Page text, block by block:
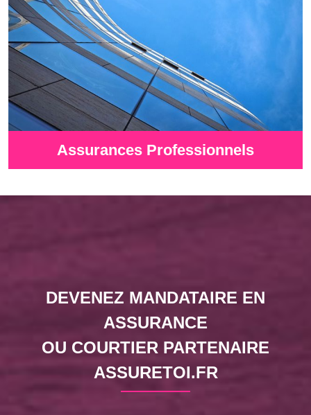
Assurances Professionnels
DEVENEZ MANDATAIRE EN
ASSURANCE
OU COURTIER PARTENAIRE
ASSURETOI.FR